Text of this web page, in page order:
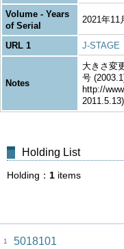
Volume - Years
of Serial
2021年11
URL 1 J-STAGE
Notes
大きさ変
号
http://
2011.5.13)
Holding List
Holding 1 items
1 5018101